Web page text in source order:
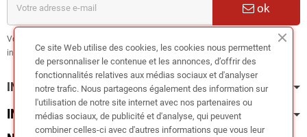
ok
Vous pouvez vous désinscrire à tout moment. Vous trouverez pour cela nos
informations de contact dans les conditions d'utilisation du site.
INFORMATION
INFOS PRATIQUES
Ce site Web utilise des cookies, les cookies nous permettent
de personnaliser le contenue et les annonces, d’offrir des
fonctionnalités relatives aux médias sociaux et d'analyser
notre trafic. Nous partageons également des information sur
l'utilisation de notre site internet avec nos partenaires ou
médias sociaux, de publicité et d'analyse, qui peuvent
combiner celles-ci avec d'autres informations que vous leur